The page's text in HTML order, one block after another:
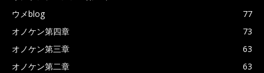
ウメblog
77
オノケン第四章
73
オノケン第三章
63
オノケン第二章
63